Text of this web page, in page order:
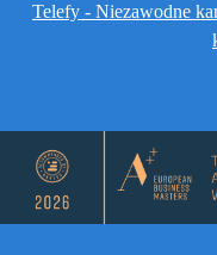
Telefy - Niezawodne